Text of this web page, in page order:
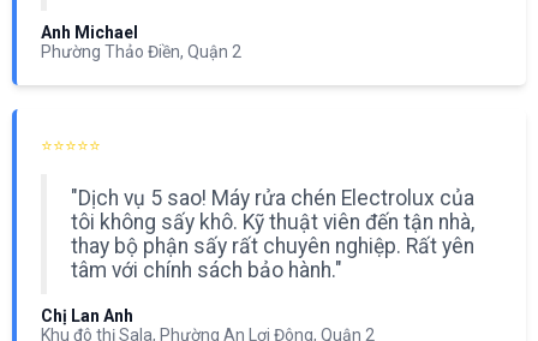
Anh Michael
Phường Thảo Điền, Quận 2
⭐⭐⭐⭐⭐
"Dịch vụ 5 sao! Máy rửa chén Electrolux của
tôi không sấy khô. Kỹ thuật viên đến tận nhà,
thay bộ phận sấy rất chuyên nghiệp. Rất yên
tâm với chính sách bảo hành."
Chị Lan Anh
Khu đô thị Sala, Phường An Lợi Đông, Quận 2